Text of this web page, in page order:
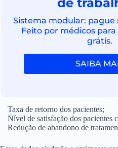
Sistema modular: pague
Feito por médicos para
grátis.
SAIBA
Taxa de retorno dos pacientes;
Nível de satisfação dos pacientes
Redução de abandono de